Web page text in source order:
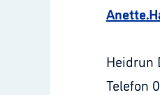
Heidrun
Telefon